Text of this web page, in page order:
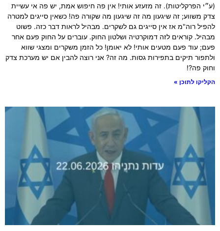
(ע״י הפרקליטות). זה מזעזע אותי! אין פה חיפוש אמת, יש פה אי עשיית
צדק משווע; זה שיגעון מה זה שיגעון מה שקורה פה! כשאין סייגים למטרה
להפיל רוה"מ אז אין סייגים גם לשקרים. מבהיל לראות דבר כזה. פשוט
מבהיל. קוראים לזה דמוקרטיה ושלטון החוק. עוברים על החוק פעם אחר
פעם; עוד פעם מטעים אותי! לא יאומן! כל הזמן משקרים ומצגי שווא
ולתפור תיקים בתפירות גסות. מה זה? אני רוצה להבין אם יש מערכת צדק
וחוק פה?!
הקליקו לתוכן »